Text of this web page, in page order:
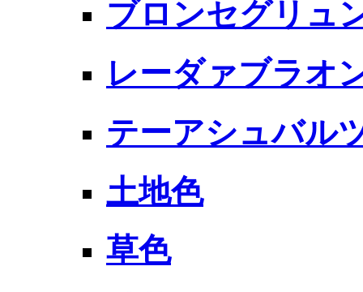
ブロンセグリュ
レーダァブラオ
テーアシュバル
土地色
草色